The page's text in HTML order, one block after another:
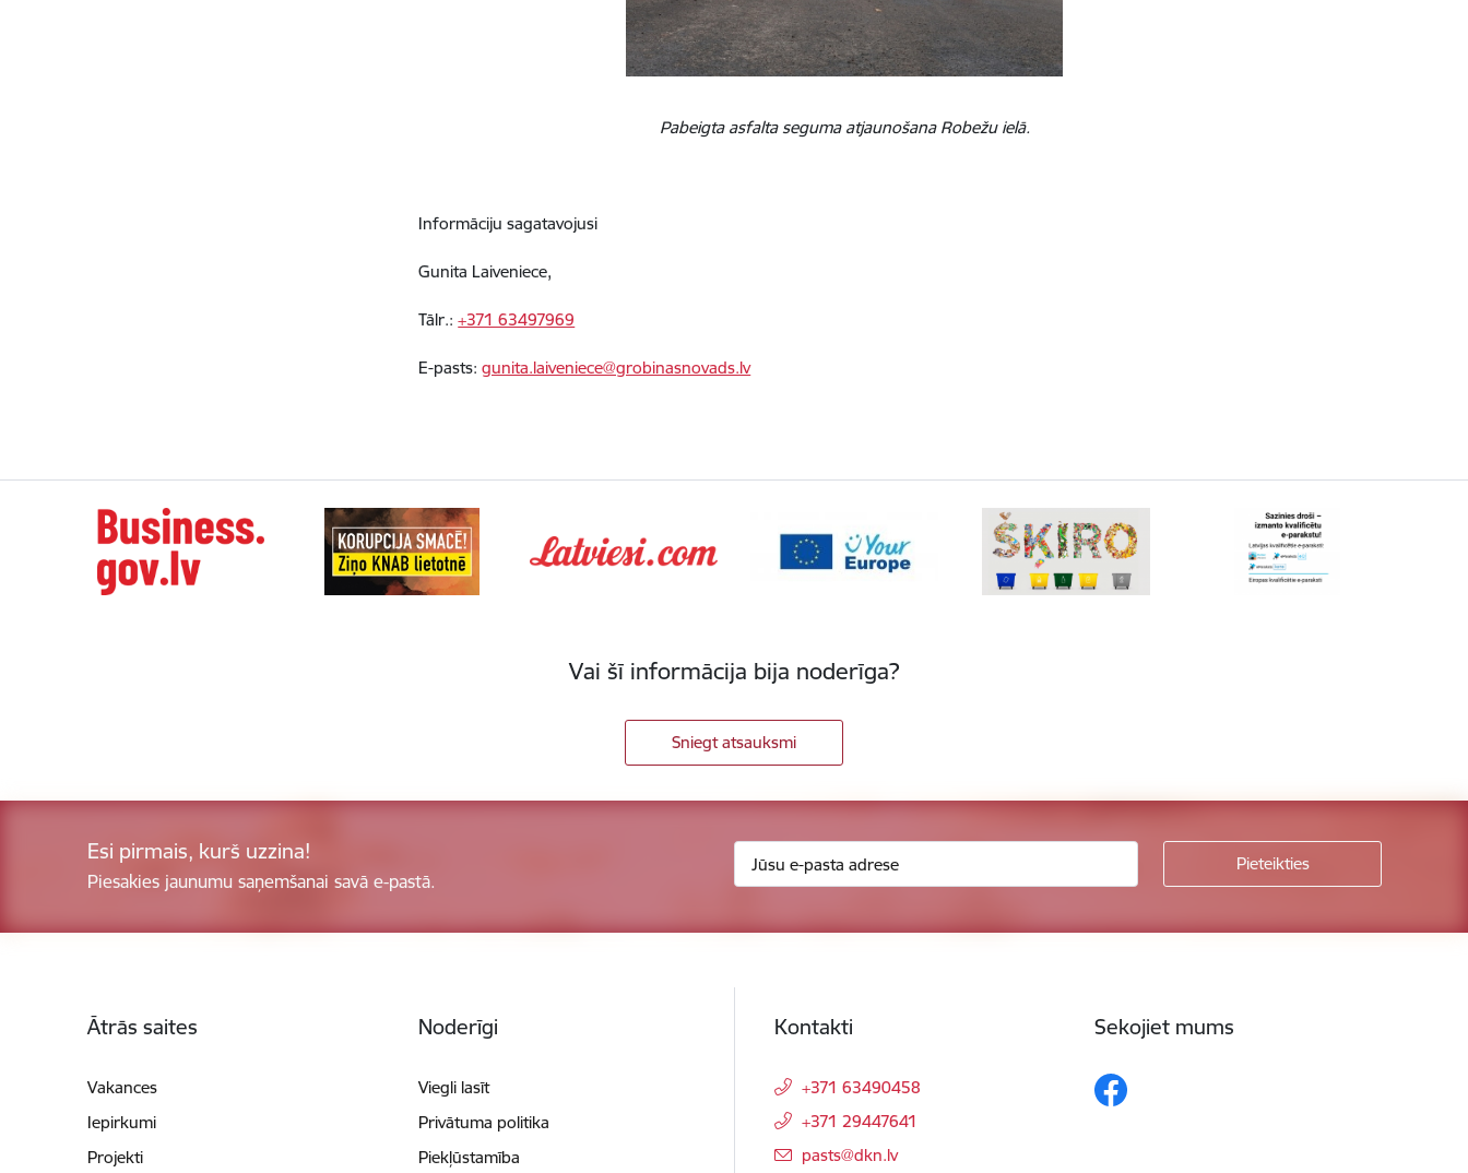
Pabeigta asfalta seguma atjaunošana Robežu ielā.
Informāciju sagatavojusi
Gunita Laiveniece,
Tālr.:+371 63497969
E-pasts:gunita.laiveniece@grobinasnovads.lv
Vai šī informācija bija noderīga?
Sniegt atsauksmi
Esi pirmais, kurš uzzina!
Piesakies jaunumu saņemšanai savā e-pastā.
Ātrās saites
Vakances
Iepirkumi
Projekti
Noderīgi
Viegli lasīt
Privātuma politika
Piekļūstamība
Kontakti
+371 63490458
+371 29447641
E-pasts:
pasts@dkn.lv
Sekojiet mums